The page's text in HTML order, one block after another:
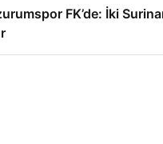
FK’de: İki